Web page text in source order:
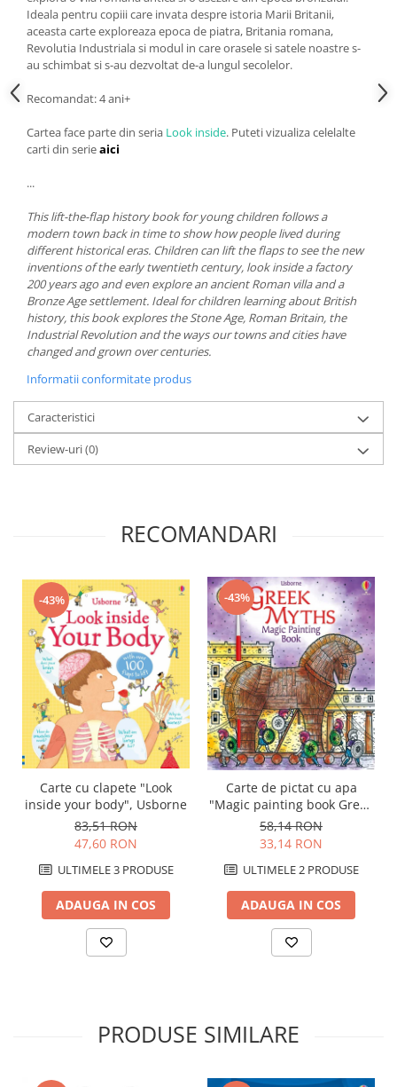
Ideala pentru copiii care invata despre istoria Marii Britanii,
aceasta carte exploreaza epoca de piatra, Britania romana,
Revolutia Industriala si modul in care orasele si satele noastre s-
au schimbat si s-au dezvoltat de-a lungul secolelor.
Recomandat: 4 ani+
Cartea face parte din seria Look inside. Puteti vizualiza celelalte
carti din serieaici
...
This lift-the-flap history book for young children follows a
modern town back in time to show how people lived during
different historical eras. Children can lift the flaps to see the new
inventions of the early twentieth century, look inside a factory
200 years ago and even explore an ancient Roman villa and a
Bronze Age settlement. Ideal for children learning about British
history, this book explores the Stone Age, Roman Britain, the
Industrial Revolution and the ways our towns and cities have
changed and grown over centuries.
Informatii conformitate produs
Caracteristici
Review-uri(0)
RECOMANDARI
-43%
Carte cu clapete "Look
inside your body", Usborne
83,51 RON
47,60 RON
ULTIMELE 3 PRODUSE
ADAUGA IN COS
-43%
Carte de pictat cu apa
"Magic painting book Greek
Myths", Usborne
58,14 RON
33,14 RON
ULTIMELE 2 PRODUSE
ADAUGA IN COS
PRODUSE SIMILARE